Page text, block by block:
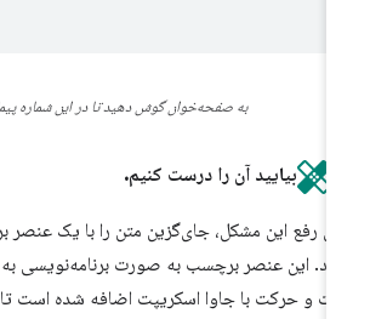
به صفحه‌خوان گوش دهید تا در این شماره پیمایش
بیایید آن را درست کنیم.
رفع این مشکل، جای‌گزین متن را با یک عنصر
این عنصر برچسب به صورت برنامه‌نویسی به
و حرکت با جاوا اسکریپت اضافه شده است تا